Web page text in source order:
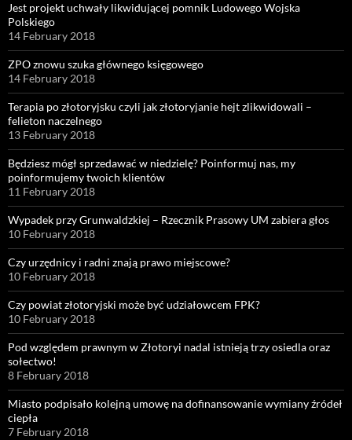
Jest projekt uchwały likwidującej pomnik Ludowego Wojska
Polskiego
14 February 2018
ZPO znowu szuka głównego księgowego
14 February 2018
Terapia po złotoryjsku czyli jak złotoryjanie hejt zlikwidowali –
felieton naczelnego
13 February 2018
Będziesz mógł sprzedawać w niedzielę? Poinformuj nas, my
poinformujemy twoich klientów
11 February 2018
Wypadek przy Grunwaldzkiej – Rzecznik Prasowy UM zabiera głos
10 February 2018
Czy urzędnicy i radni znają prawo miejscowe?
10 February 2018
Czy powiat złotoryjski może być udziałowcem FPK?
10 February 2018
Pod względem prawnym w Złotoryi nadal istnieją trzy osiedla oraz
sołectwo!
8 February 2018
Miasto podpisało kolejną umowę na dofinansowanie wymiany źródeł
ciepła
7 February 2018